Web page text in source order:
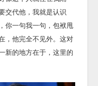
交代他，我就是认识
你一句我一句，包袱甩
，他完全不见外。这对
新的地方在于，这里的